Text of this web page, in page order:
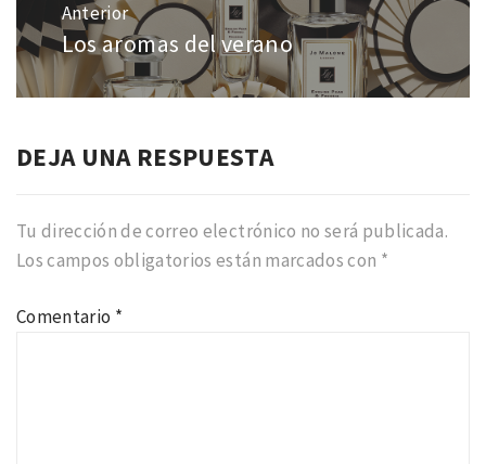
entradas
Anterior
Entrada
anterior:
Los aromas del verano
DEJA UNA RESPUESTA
Tu dirección de correo electrónico no será publicada.
Los campos obligatorios están marcados con *
Comentario *